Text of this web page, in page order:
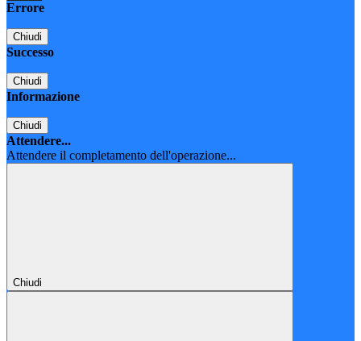
Errore
Chiudi
Successo
Chiudi
Informazione
Chiudi
Attendere...
Attendere il completamento dell'operazione...
Chiudi